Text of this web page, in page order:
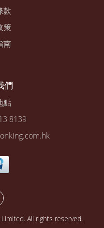
款
策
南
們
點
8139
All rights reserved.